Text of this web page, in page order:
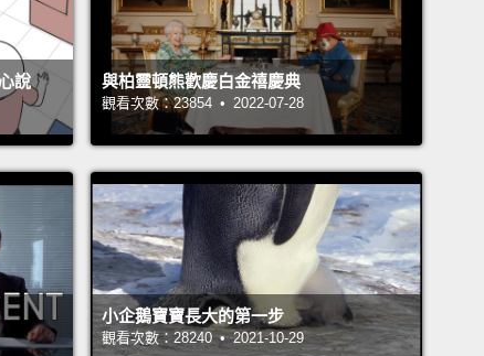
說
與柏靈頓熊歡慶白金禧慶典
觀看次數：23854 • 2022-07-28
小企鵝寶寶長大的第一步
觀看次數：28240 • 2021-10-29